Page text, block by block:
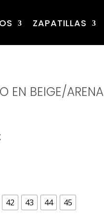
ZAPATILLAS
EN BEIGE/ARENA
Current
is:
42 43 44 45